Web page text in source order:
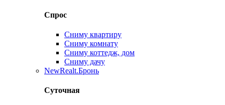
Спрос
Сниму квартиру
Сниму комнату
Сниму коттедж, дом
Сниму дачу
NewRealt.Бронь
Суточная